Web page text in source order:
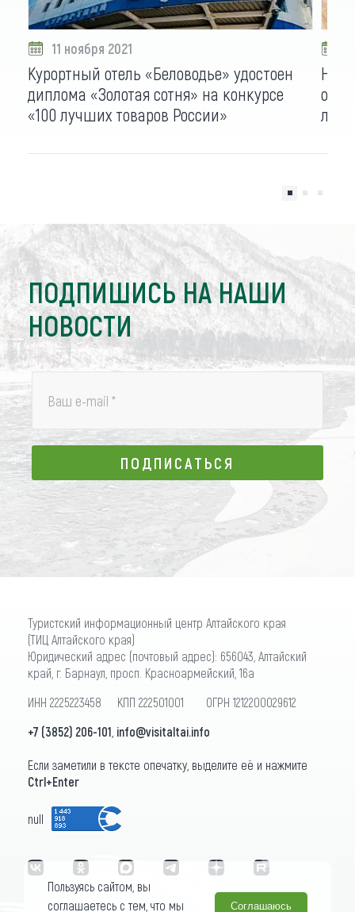
11 ноября 2021
Курортный отель «Беловодье» удостоен
диплома «Золотая сотня» на конкурсе
«100 лучших товаров России»
ПОДПИШИСЬ НА НАШИ
НОВОСТИ
Ваш e-mail *
ПОДПИСАТЬСЯ
ПОДПИСАТЬСЯ
Туристский информационный центр Алтайского края
(ТИЦ Алтайского края)
Юридический адрес (почтовый адрес): 656043, Алтайский
край, г. Барнаул, просп. Красноармейский, 16а
ИНН 2225223458 КПП 222501001 ОГРН 1212200029612
+7 (3852) 206-101 info@visitaltai.info
Если заметили в тексте опечатку, выделите её и нажмите
Ctrl+Enter
null
Пользуясь сайтом, вы
соглашаетесь с тем, что мы
Соглашаюсь